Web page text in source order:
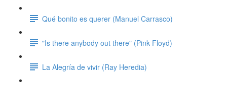
Qué bonito es querer (Manuel Carrasco)
"Is there anybody out there" (Pink Floyd)
La Alegría de vivir (Ray Heredia)